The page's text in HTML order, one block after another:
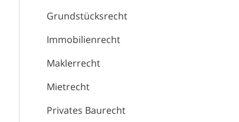
Grundstücksrecht
Immobilienrecht
Maklerrecht
Mietrecht
Privates Baurecht